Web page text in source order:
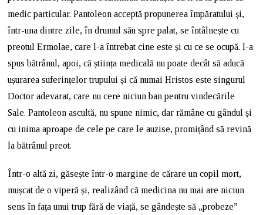
medic particular. Pantoleon acceptă propunerea împăratului și,
într-una dintre zile, în drumul său spre palat, se întâlnește cu
preotul Ermolae, care l-a întrebat cine este și cu ce se ocupă. I-a
spus bătrânul, apoi, că știința medicală nu poate decât să aducă
ușurarea suferințelor trupului și că numai Hristos este singurul
Doctor adevarat, care nu cere niciun ban pentru vindecările
Sale. Pantoleon ascultă, nu spune nimic, dar rămâne cu gândul și
cu inima aproape de cele pe care le auzise, promițând să revină
la bătrânul preot.
Într-o altă zi, găsește într-o margine de cărare un copil mort,
mușcat de o viperă și, realizând că medicina nu mai are niciun
sens în fața unui trup fără de viață, se gândește să „probeze”